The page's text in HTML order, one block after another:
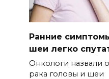
Ранние
шеи легко
Онкологи назвали
рака головы и шеи